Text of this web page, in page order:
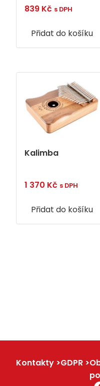
839 Kč s DPH
Přidat do košíku
Kalimba
1 370 Kč s DPH
Přidat do košíku
Kontakty GDPR